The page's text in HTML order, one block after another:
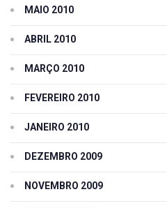
MAIO 2010
ABRIL 2010
MARÇO 2010
FEVEREIRO 2010
JANEIRO 2010
DEZEMBRO 2009
NOVEMBRO 2009